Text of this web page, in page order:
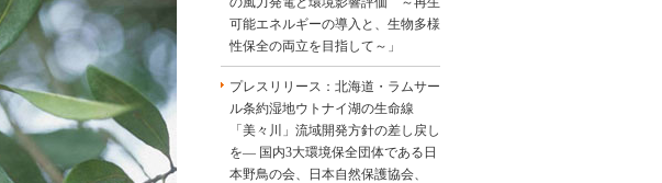
可能エネルギーの導入と、生物多様
性保全の両立を目指して～」
プレスリリース：北海道・ラムサー
ル条約湿地ウトナイ湖の生命線
「美々川」流域開発方針の差し戻し
を― 国内3大環境保全団体である日
本野鳥の会、日本自然保護協会、